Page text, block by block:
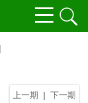
上一期 | 下一期